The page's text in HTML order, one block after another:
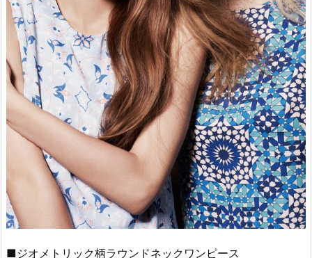
■ジオメトリック柄ラウンドネックワンピース